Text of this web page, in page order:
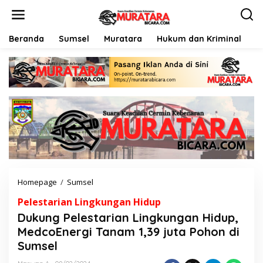
Beranda Sumsel Muratara Hukum dan Kriminal
Homepage / Sumsel
k
u
n
Pelestarian Lingkungan Hidup
Dukung Pelestarian Lingkungan Hidup,
MedcoEnergi Tanam 1,39 juta Pohon di
Sumsel